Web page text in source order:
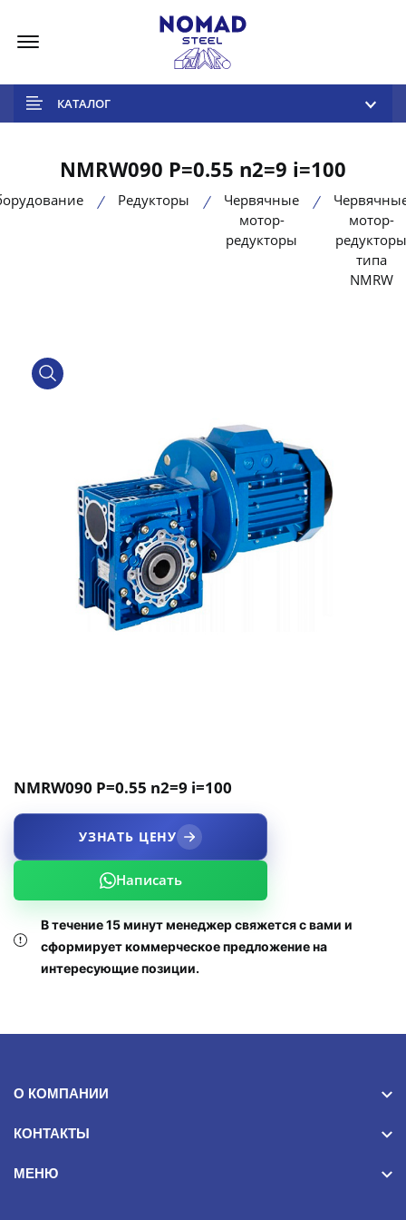
КАТАЛОГ
NMRW090 P=0.55 n2=9 i=100
Редукторы
Червячные
мотор-
редукторы
мотор-
редукторы
типа
NMRW
product view
NMRW090 P=0.55 n2=9 i=100
УЗНАТЬ ЦЕНУ
Написать
В течение 15 минут менеджер свяжется с вами и
сформирует коммерческое предложение на
интересующие позиции.
О КОМПАНИИ
КОНТАКТЫ
МЕНЮ